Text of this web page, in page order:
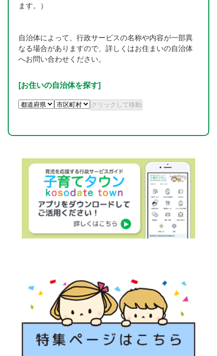
ます。）
自治体によって、行政サービスの名称や内容が一部異
なる場合がありますので、詳しくはお住まいの自治体
へお問い合わせください。
[お住いの自治体を探す]